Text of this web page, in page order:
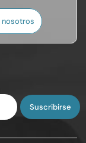
nosotros